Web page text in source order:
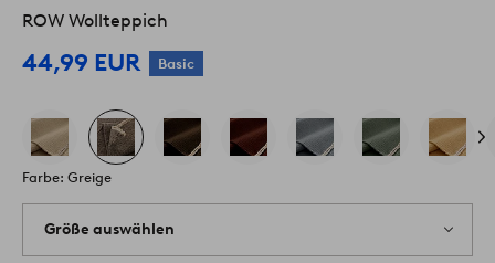
ROW Wollteppich
44,99 EUR Basic
Farbe: Greige
Größe auswählen